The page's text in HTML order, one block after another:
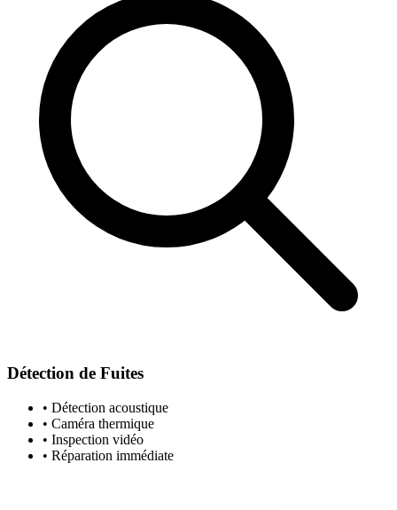
Détection de Fuites
• Détection acoustique
• Caméra thermique
• Inspection vidéo
• Réparation immédiate